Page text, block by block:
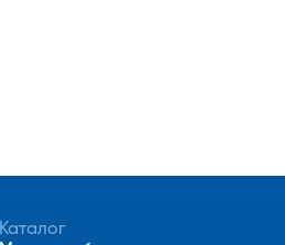
Каталог